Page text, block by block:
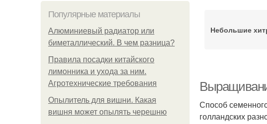
Популярные материалы
Алюминиевый радиатор или
биметаллический. В чем разница?
Правила посадки китайского
лимонника и ухода за ним.
Агротехнические требования
Опылитель для вишни. Какая
вишня может опылять черешню
Небольшие
Способ
голландских